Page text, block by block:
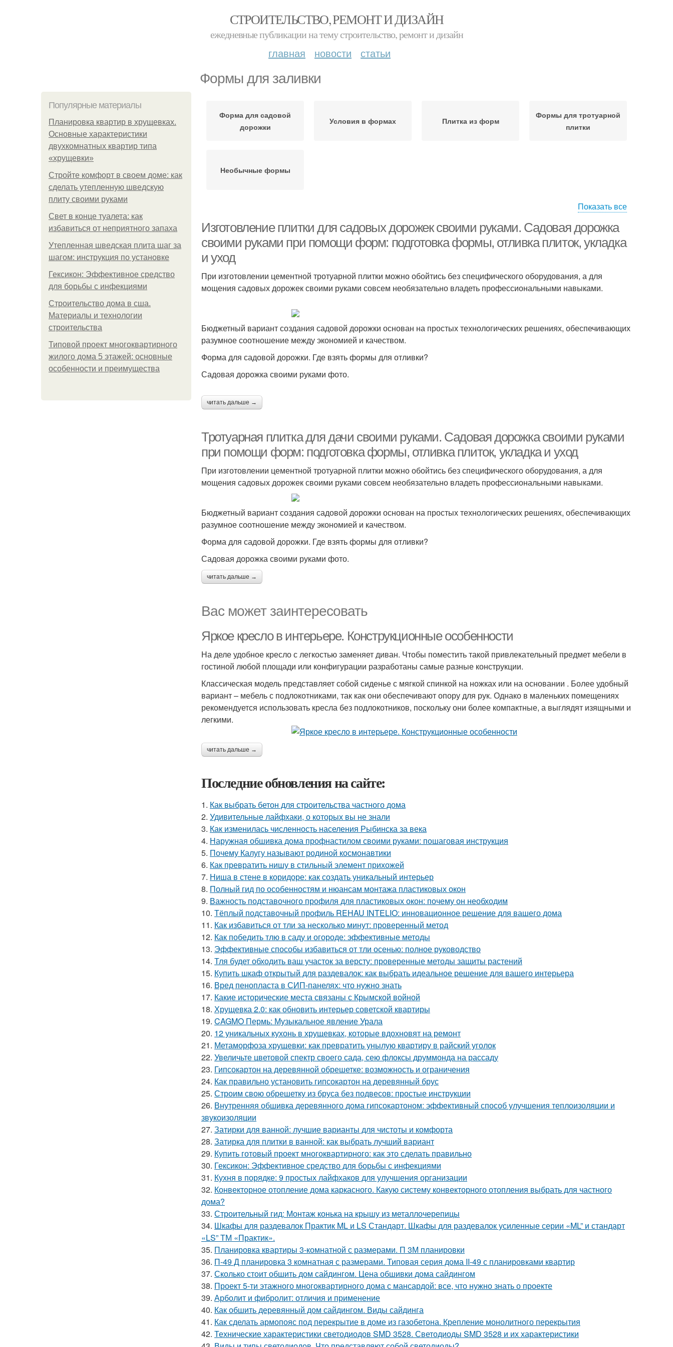
СТРОИТЕЛЬСТВО, РЕМОНТ И ДИЗАЙН
ежедневные публикации на тему строительство, ремонт и дизайн
главная новости статьи
Формы для заливки
Популярные материалы
Планировка квартир в хрущевках.
Основные характеристики
двухкомнатных квартир типа
«хрущевки»
Стройте комфорт в своем доме: как
сделать утепленную шведскую
плиту своими руками
Свет в конце туалета: как
избавиться от неприятного запаха
Утепленная шведская плита шаг за
шагом: инструкция по установке
Гексикон: Эффективное средство
для борьбы с инфекциями
Строительство дома в сша.
Материалы и технологии
строительства
Типовой проект многоквартирного
жилого дома 5 этажей: основные
особенности и преимущества
Форма для садовой
дорожки
Условия в формах Плитка из форм
Формы для тротуарной
плитки
Необычные формы
Показать все
Изготовление плитки для садовых дорожек своими руками. Садовая дорожка
своими руками при помощи форм: подготовка формы, отливка плиток, укладка
и уход
При изготовлении цементной тротуарной плитки можно обойтись без специфического оборудования, а для
мощения садовых дорожек своими руками совсем необязательно владеть профессиональными навыками.
Бюджетный вариант создания садовой дорожки основан на простых технологических решениях, обеспечивающих
разумное соотношение между экономией и качеством.
Форма для садовой дорожки. Где взять формы для отливки?
Садовая дорожка своими руками фото.
читать дальше →
Тротуарная плитка для дачи своими руками. Садовая дорожка своими руками
при помощи форм: подготовка формы, отливка плиток, укладка и уход
При изготовлении цементной тротуарной плитки можно обойтись без специфического оборудования, а для
мощения садовых дорожек своими руками совсем необязательно владеть профессиональными навыками.
Бюджетный вариант создания садовой дорожки основан на простых технологических решениях, обеспечивающих
разумное соотношение между экономией и качеством.
Форма для садовой дорожки. Где взять формы для отливки?
Садовая дорожка своими руками фото.
читать дальше →
Вас может заинтересовать
Яркое кресло в интерьере. Конструкционные особенности
На деле удобное кресло с легкостью заменяет диван. Чтобы поместить такой привлекательный предмет мебели в
гостиной любой площади или конфигурации разработаны самые разные конструкции.
Классическая модель представляет собой сиденье с мягкой спинкой на ножках или на основании . Более удобный
вариант – мебель с подлокотниками, так как они обеспечивают опору для рук. Однако в маленьких помещениях
рекомендуется использовать кресла без подлокотников, поскольку они более компактные, а выглядят изящными и
легкими.
читать дальше →
Последние обновления на сайте:
1. Как выбрать бетон для строительства частного дома
2. Удивительные лайфхаки, о которых вы не знали
3. Как изменилась численность населения Рыбинска за века
4. Наружная обшивка дома профнастилом своими руками: пошаговая инструкция
5. Почему Калугу называют родиной космонавтики
6. Как превратить нишу в стильный элемент прихожей
7. Ниша в стене в коридоре: как создать уникальный интерьер
8. Полный гид по особенностям и нюансам монтажа пластиковых окон
9. Важность подставочного профиля для пластиковых окон: почему он необходим
10. Тёплый подставочный профиль REHAU INTELIO: инновационное решение для вашего дома
11. Как избавиться от тли за несколько минут: проверенный метод
12. Как победить тлю в саду и огороде: эффективные методы
13. Эффективные способы избавиться от тли осенью: полное руководство
14. Тля будет обходить ваш участок за версту: проверенные методы защиты растений
15. Купить шкаф открытый для раздевалок: как выбрать идеальное решение для вашего интерьера
16. Вред пенопласта в СИП-панелях: что нужно знать
17. Какие исторические места связаны с Крымской войной
18. Хрущевка 2.0: как обновить интерьер советской квартиры
19. CAGMO Пермь: Музыкальное явление Урала
20. 12 уникальных кухонь в хрущевках, которые вдохновят на ремонт
21. Метаморфоза хрущевки: как превратить унылую квартиру в райский уголок
22. Увеличьте цветовой спектр своего сада, сею флоксы друммонда на рассаду
23. Гипсокартон на деревянной обрешетке: возможность и ограничения
24. Как правильно установить гипсокартон на деревянный брус
25. Строим свою обрешетку из бруса без подвесов: простые инструкции
26. Внутренняя обшивка деревянного дома гипсокартоном: эффективный способ улучшения теплоизоляции и
звукоизоляции
27. Затирки для ванной: лучшие варианты для чистоты и комфорта
28. Затирка для плитки в ванной: как выбрать лучший вариант
29. Купить готовый проект многоквартирного: как это сделать правильно
30. Гексикон: Эффективное средство для борьбы с инфекциями
31. Кухня в порядке: 9 простых лайфхаков для улучшения организации
32. Конвекторное отопление дома каркасного. Какую систему конвекторного отопления выбрать для частного
дома?
33. Строительный гид: Монтаж конька на крышу из металлочерепицы
34. Шкафы для раздевалок Практик ML и LS Стандарт. Шкафы для раздевалок усиленные серии «ML” и стандарт
«LS” ТМ «Практик».
35. Планировка квартиры 3-комнатной с размерами. П 3М планировки
36. П-49 Д планировка 3 комнатная с размерами. Типовая серия дома II-49 с планировками квартир
37. Сколько стоит обшить дом сайдингом. Цена обшивки дома сайдингом
38. Проект 5-ти этажного многоквартирного дома с мансардой: все, что нужно знать о проекте
39. Арболит и фибролит: отличия и применение
40. Как обшить деревянный дом сайдингом. Виды сайдинга
41. Как сделать армопояс под перекрытие в доме из газобетона. Крепление монолитного перекрытия
42. Технические характеристики светодиодов SMD 3528. Светодиоды SMD 3528 и их характеристики